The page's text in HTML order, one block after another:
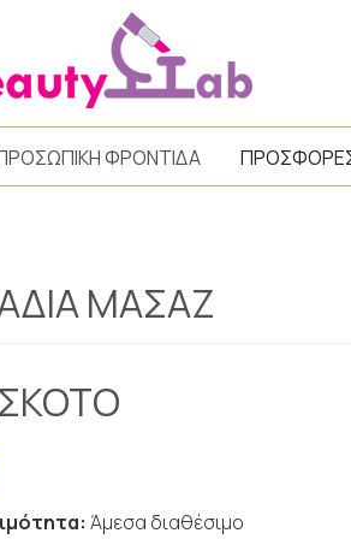
ΦΡΟΝΤΙΔΑ
ΜΑΣΑΖ
Άμεσα διαθέσιμο